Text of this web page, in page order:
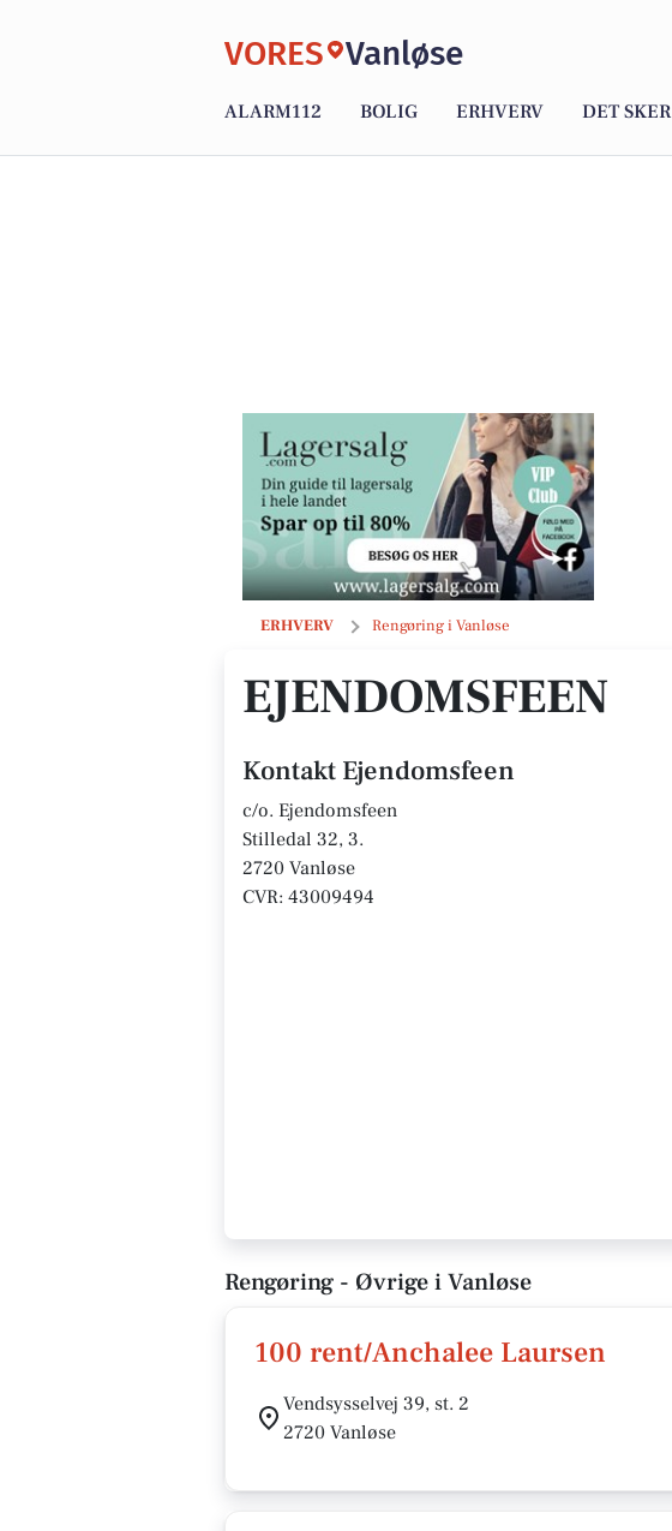
VORES Vanløse
ALARM112 BOLIG ERHVERV DET SKER
ERHVERV Rengøring i Vanløse
Ejendomsfeen
EJENDOMSFEEN
Kontakt Ejendomsfeen
c/o. Ejendomsfeen
Stilledal 32, 3.
2720 Vanløse
CVR: 43009494
Rengøring - Øvrige i Vanløse
100 rent/Anchalee Laursen
Vendsysselvej 39, st. 2
2720 Vanløse